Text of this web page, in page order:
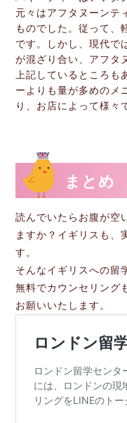
元々はアフタヌーンテ
ものでした。従って、
です。しかし、現代で
が混ざり合い、アフタ
上記しているところも
ーよりも量が多めのメ
り、お店によって様々
まとめ
読んでいたらお腹が空
ますか？イギリスも、
す。
そんなイギリスへの留
無料でカウンセリング
お願いいたします。